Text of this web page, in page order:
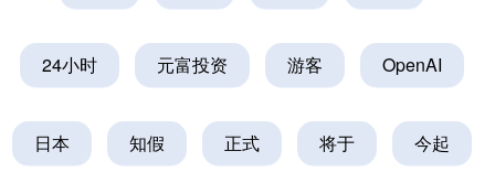
24小时 元富投资 游客 OpenAI
日本 知假 正式 将于 今起